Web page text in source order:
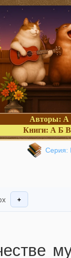
Авторы: А
Книги: А Б В
Серия:
+